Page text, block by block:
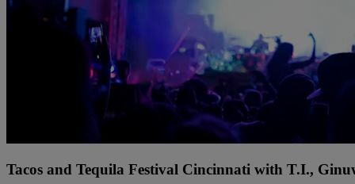
Tacos and Tequila Festival Cincinnati with T.I.,